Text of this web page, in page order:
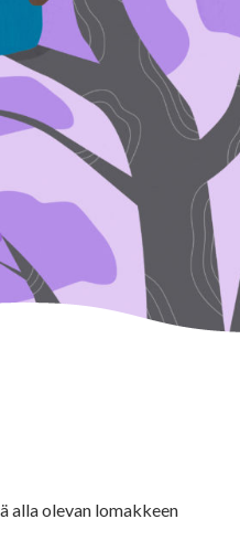
alla olevan lomakkeen